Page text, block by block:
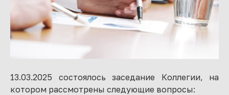
13.03.2025 состоялось заседание Коллегии, на
котором рассмотрены следующие вопросы: